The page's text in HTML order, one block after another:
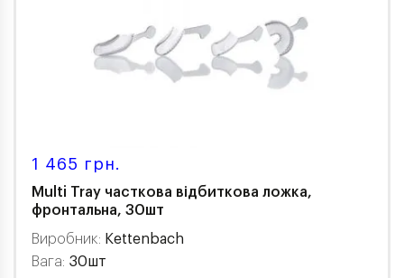
1 465 грн.
Multi Tray часткова відбиткова ложка,
фронтальна, 30шт
Виробник: Kettenbach
Вага: 30шт